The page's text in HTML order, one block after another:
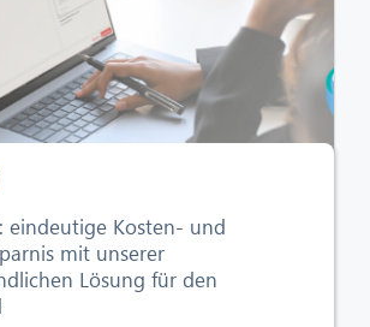
eindeutige Kosten- und
mit unserer
Lösung für den